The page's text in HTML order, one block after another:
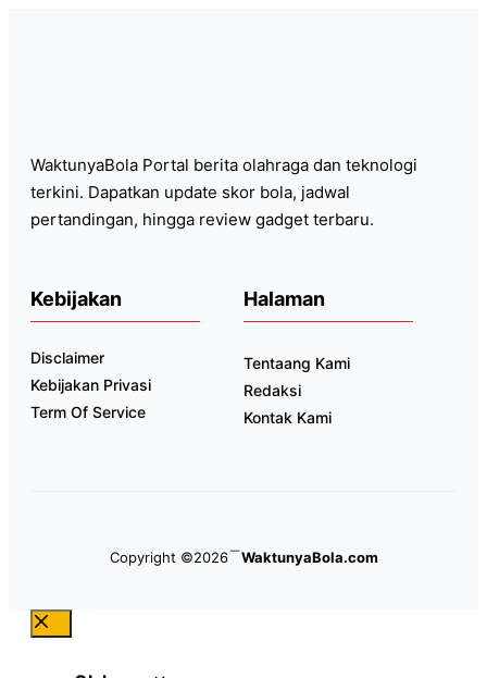
WaktunyaBola Portal berita olahraga dan teknologi
terkini. Dapatkan update skor bola, jadwal
pertandingan, hingga review gadget terbaru.
Kebijakan
Disclaimer
Kebijakan Privasi
Term Of Service
Halaman
Tentaang Kami
Redaksi
Kontak Kami
Copyright ©2026 WaktunyaBola.com
Close